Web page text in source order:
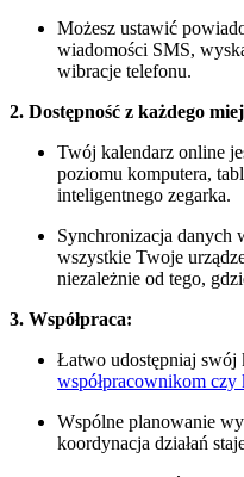
Możesz ustawić
wiadomości SMS,
wibracje telefonu.
2. Dostępność z każdego
Twój kalendarz online
poziomu komputera,
inteligentnego zegarka.
Synchronizacja danych
wszystkie Twoje
niezależnie od tego,
3. Współpraca:
Łatwo udostępniaj swój
współpracownikom czy
Wspólne planowanie
koordynacja działań